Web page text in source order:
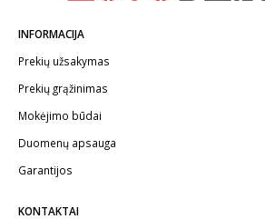
INFORMACIJA
Prekių užsakymas
Prekių grąžinimas
Mokėjimo būdai
Duomenų apsauga
Garantijos
KONTAKTAI